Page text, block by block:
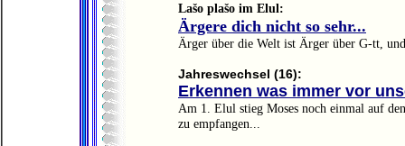
Lašo plašo im Elul:
Ärgere dich nicht so sehr...
Ärger über die Welt ist Ärger über G-tt,
Jahreswechsel (16):
Erkennen was immer vor
Am 1. Elul stieg Moses noch einmal auf
zu empfangen...